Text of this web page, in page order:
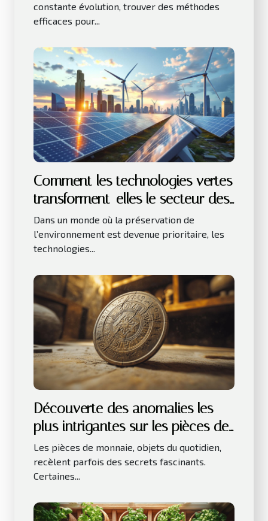
constante évolution, trouver des méthodes
efficaces pour...
Comment les technologies vertes
transforment-elles le secteur des
affaires ?
Dans un monde où la préservation de
l’environnement est devenue prioritaire, les
technologies...
Découverte des anomalies les
plus intrigantes sur les pièces de
monnaie
Les pièces de monnaie, objets du quotidien,
recèlent parfois des secrets fascinants.
Certaines...